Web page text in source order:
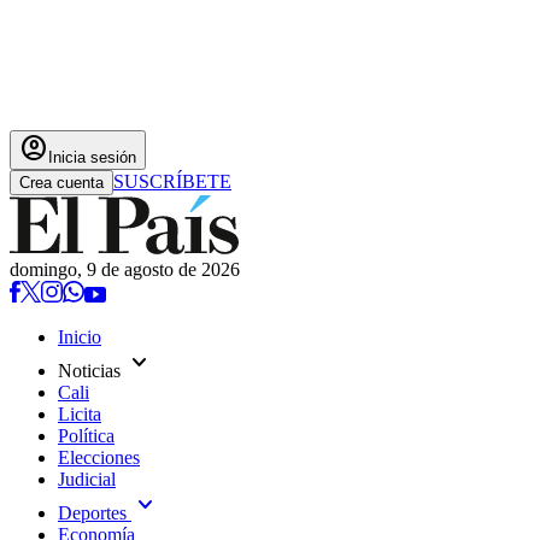
account_circle Inicia sesión
Crea cuenta SUSCRÍBETE
domingo, 9 de agosto de 2026
Inicio
Noticias expand_more
Cali
Licita
Política
Elecciones
Judicial
Deportes expand_more
Economía